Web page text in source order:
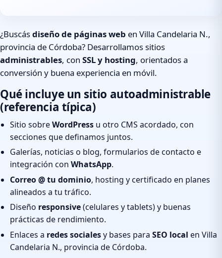
¿Buscásdiseño de páginas web en Villa Candelaria N.,
provincia de Córdoba? Desarrollamos sitios
administrables, con SSL y hosting, orientados a
conversión y buena experiencia en móvil.
Qué incluye un sitio autoadministrable
(referencia típica)
Sitio sobreWordPress u otro CMS acordado, con
secciones que definamos juntos.
Galerías, noticias o blog, formularios de contacto e
integración con WhatsApp.
Correo @ tu dominio, hosting y certificado en planes
alineados a tu tráfico.
Diseño responsive(celulares y tablets) y buenas
prácticas de rendimiento.
Enlaces a redes socialesy bases para SEO local en Villa
Candelaria N., provincia de Córdoba.